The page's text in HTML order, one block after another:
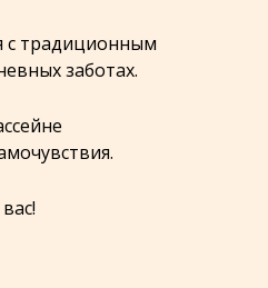
с традиционным
заботах.